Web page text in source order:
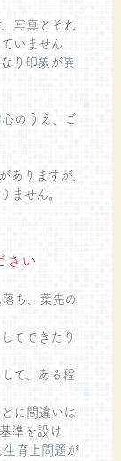
写真とそれ
いません
り印象が異
のうえ、ご
りますが、
ません。
さい
ち、葉先の
てできたり
て、ある程
に間違いは
準を設け
育上問題が